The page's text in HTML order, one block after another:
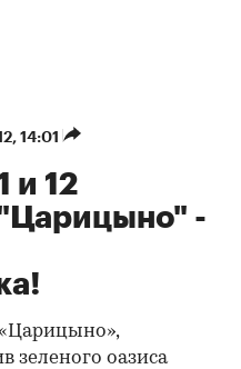
14:01
и 12
-
зеленого оазиса